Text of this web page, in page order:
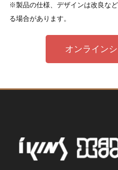
※製品の仕様、デザインは改良な
る場合があります。
オンライン